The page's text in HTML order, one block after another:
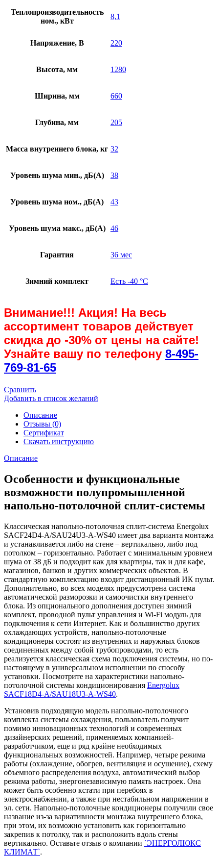
Теплопроизводительность
ном., кВт
8,1
Напряжение, В 220
Высота, мм 1280
Ширина, мм 660
Глубина, мм 205
Масса внутреннего блока, кг 32
Уровень шума мин., дБ(А) 38
Уровень шума ном., дБ(А) 43
Уровень шума макс., дБ(А) 46
Гарантия 36 мес
Зимний комплект Есть -40 °С
Внимание!!! Акция! На весь
ассортимент товаров действует
скидка до -30% от цены на сайте!
Узнайте вашу по телефону 8-495-
769-81-65
Сравнить
Добавить в список желаний
Описание
Отзывы (0)
Сертификат
Скачать инструкцию
Описание
Особенности и функциональные
возможности полупромышленной
напольно-потолочной сплит-системы
Классическая напольно-потолочная сплит-система Energolux
SACF24D4-A/SAU24U3-A-WS40 имеет два варианта монтажа
и устанавливается либо на стене – вертикально, либо под
потолком – горизонтально. Работает с минимальным уровнем
шума от 38 дБ и подходит как для квартиры, так и для кафе,
магазинов, банков и других коммерческих объектов. В
стандартную комплектацию входит дистанционный ИК пульт.
Дополнительно, во всех моделях предусмотрена система
автоматической разморозки и самоочистки внутреннего
блока. Из опционального дополнения доступен зимний
комплект, проводной пульт управления и Wi-Fi модуль для
подключения к сети Интернет. Как и большинство других
охлаждающих устройств, напольно-потолочные
кондиционеры состоят из внутренних и наружных блоков
соединенных между собой трубопроводами, то есть
реализуется классическая схема подключения системы, но по-
настоящему в универсальном исполнении по способу
установки. Посмотрите на характеристики напольно-
потолочной системы кондиционирования Energolux
SACF18D4-A/SAU18U3-A-WS40.
Установив подходящую модель напольно-потолочного
комплекта системы охлаждения, пользователь получит
помимо инновационных технологий и современных
дизайнерских решений, применяемых компанией-
разработчиком, еще и ряд крайне необходимых
функциональных возможностей. Например, четыре режима
работы (охлаждение, обогрев, вентиляция и осушение), схему
объемного распределения воздуха, автоматический выбор
режима работы, энергонезависимую память настроек. Она
может быть особенно кстати при перебоях в
электроснабжении, а также при нестабильном напряжении в
эл. сети. Напольно-потолочные кондиционеры получили свое
название из-за вариативности монтажа внутреннего блока,
при этом, их возможно установить как горизонтально
закрепив к потолку, так и расположить вдоль стены
вертикально. Оставьте отзыв о компании `ЭНЕРГОЛЮКС
КЛИМАТ`.